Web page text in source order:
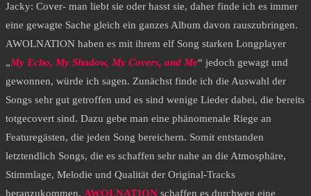
Jacky: Cover- man liebt sie oder hasst sie, daher finde ich es immer
eine gewagte Sache gleich ein ganzes Album davon rauszubringen.
AWOLNATION haben es mit ihrem elf Song starken Longplayer
„My Echo, My Shadow, My Covers, and Me“ jedoch gewagt und
gewonnen, würde ich sagen. Zunächst finde ich die Auswahl der
Songs sehr gut getroffen und es sind wenige Lieder dabei, die bereits
totgecovert sind. Dazu gebe man eine phänomenale Riege an
Featuregästen, die jeden Song bereichern. Somit entstanden
letztendlich Songs, die es schaffen sehr nahe an die Atmosphäre,
Stimmlage, Melodie und Qualität der Original-Tracks
heranzukommen. AWOLNATION schaffen es durchweg eine